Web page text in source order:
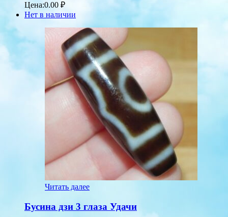
Цена:0.00 ₽
Нет в наличии
Читать далее
Бусина дзи 3 глаза Удачи